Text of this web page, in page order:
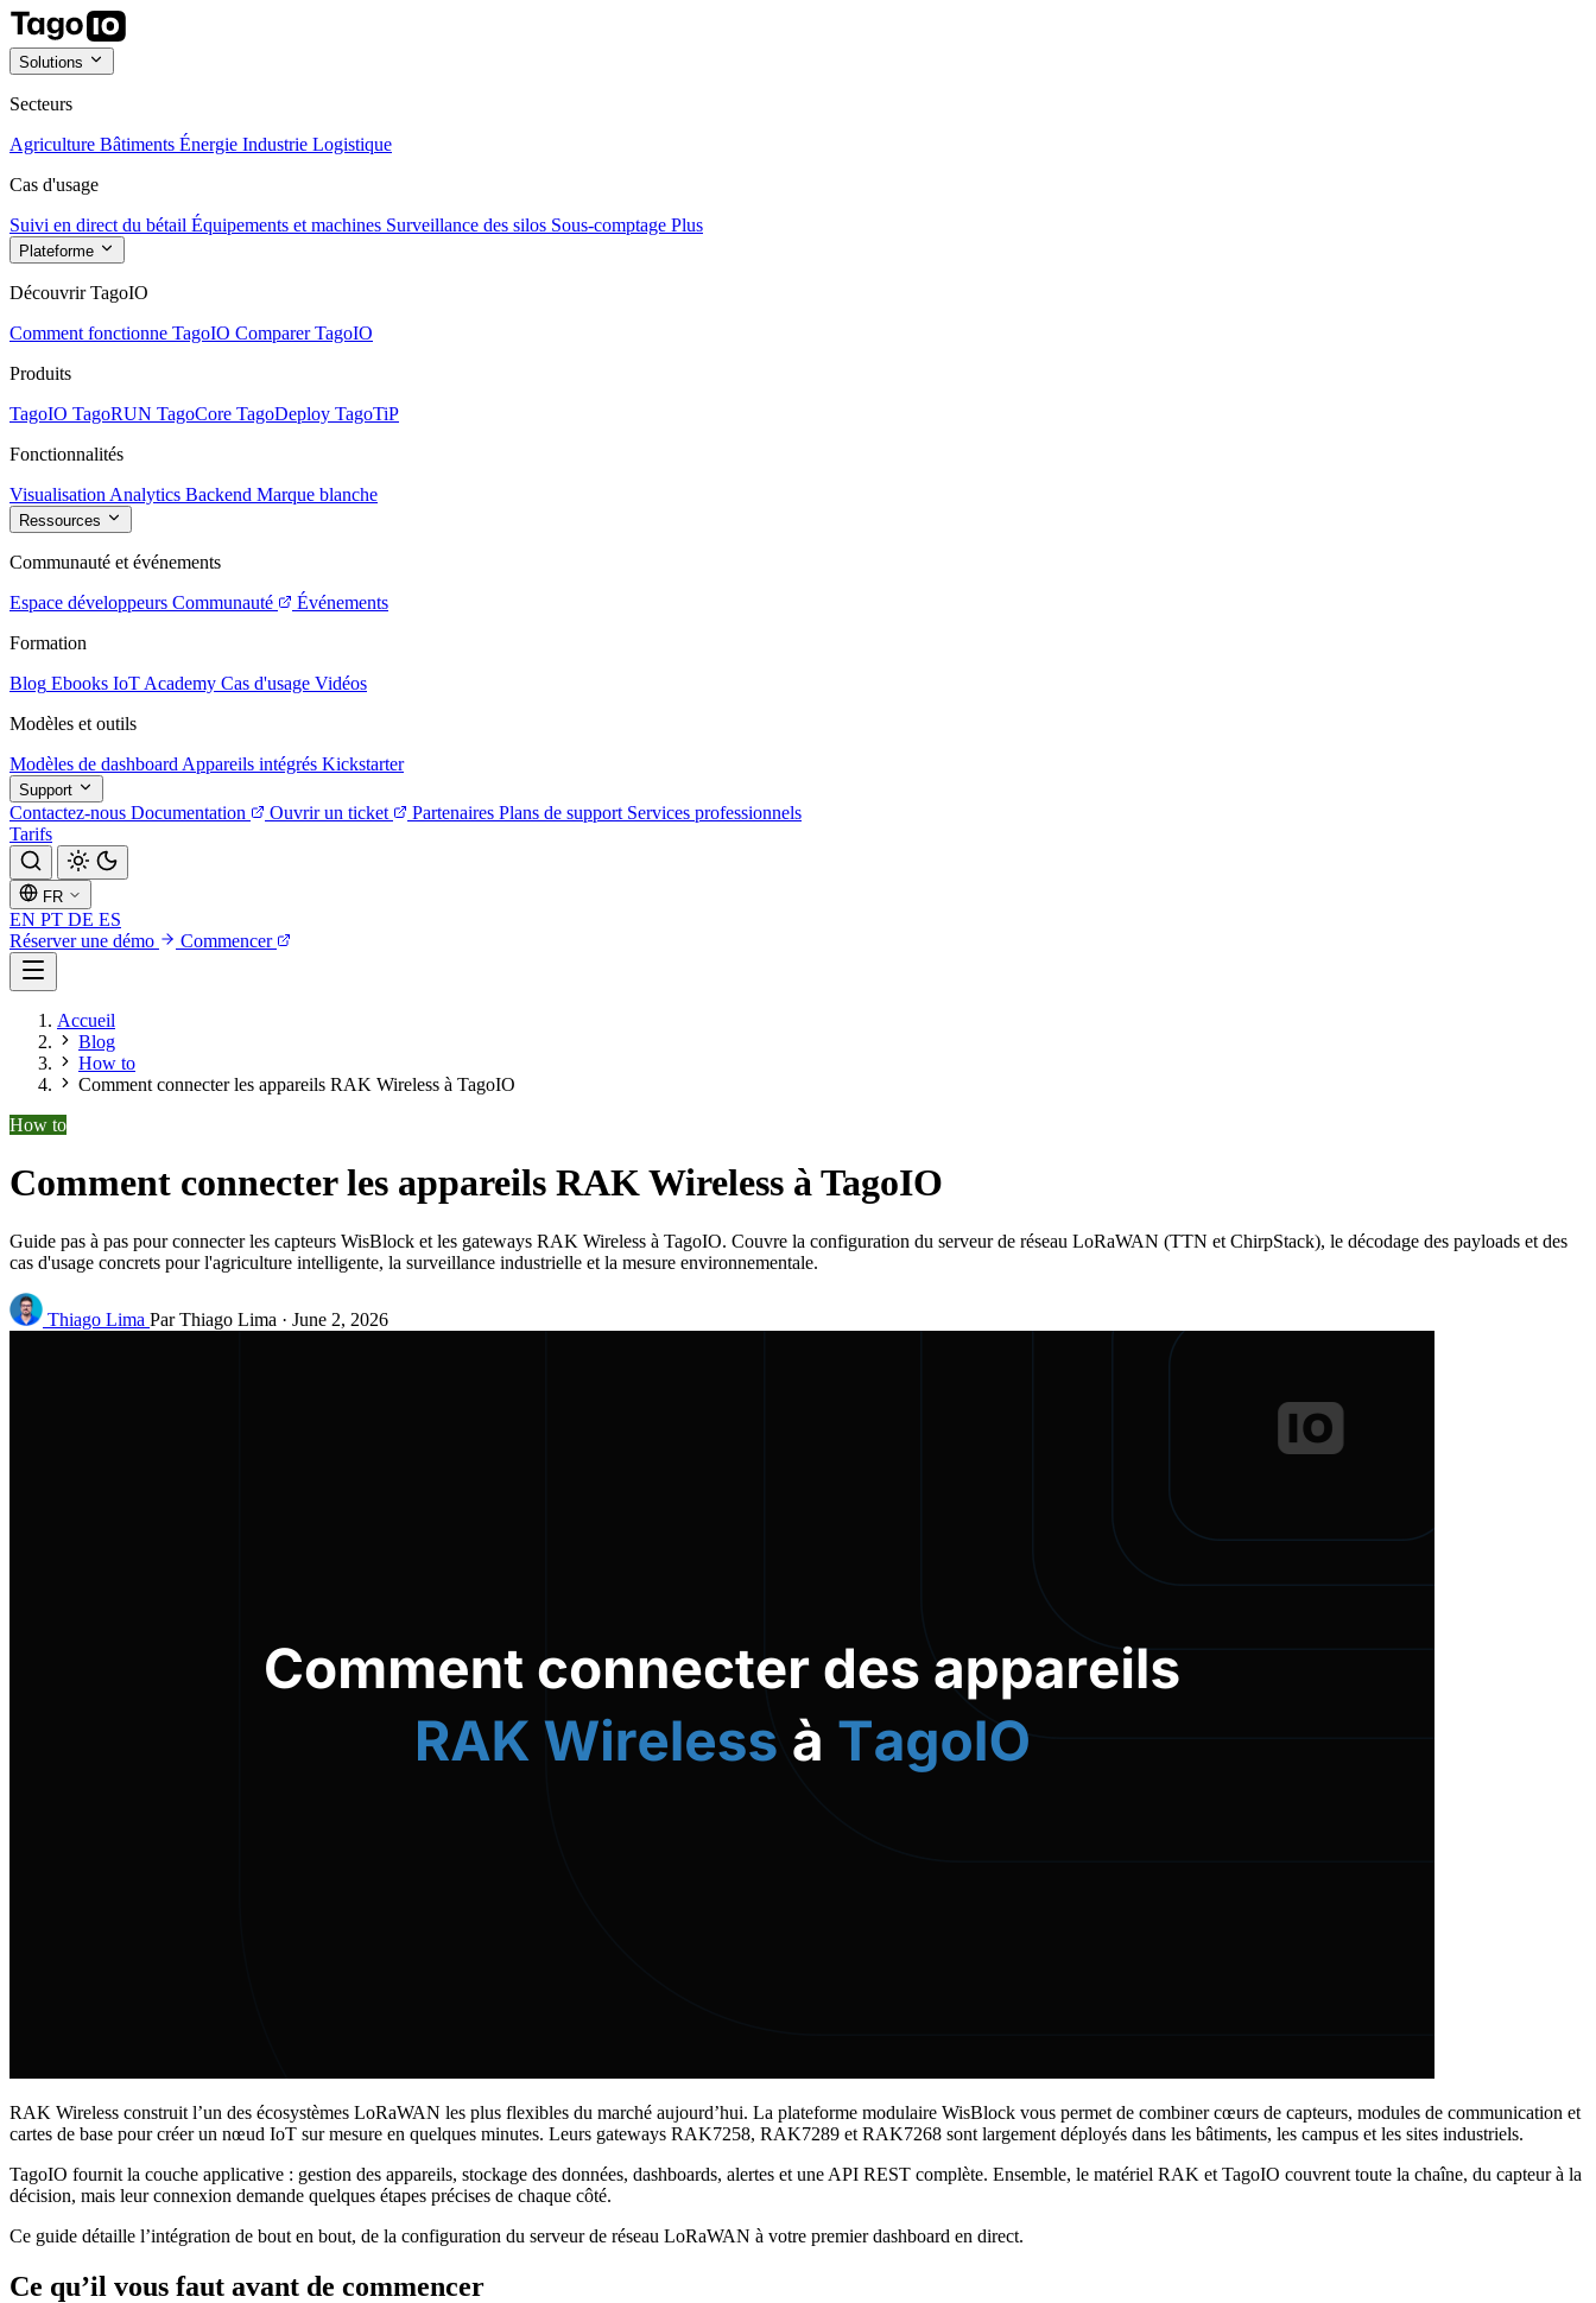
Solutions
Secteurs
Agriculture Bâtiments Énergie Industrie Logistique
Cas d'usage
Suivi en direct du bétail Équipements et machines Surveillance des silos Sous-comptage Plus
Plateforme
Découvrir TagoIO
Comment fonctionne TagoIO Comparer TagoIO
Produits
TagoIO TagoRUN TagoCore TagoDeploy TagoTiP
Fonctionnalités
Visualisation Analytics Backend Marque blanche
Ressources
Communauté et événements
Espace développeurs Communauté
Événements
Formation
Blog Ebooks IoT Academy Cas d'usage Vidéos
Modèles et outils
Modèles de dashboard Appareils intégrés Kickstarter
Support
Contactez-nous Documentation Ouvrir un ticket Partenaires Plans de support Services professionnels
Tarifs
FR
EN PT DE ES
Réserver une démo
Commencer
Accueil
Blog
How to
Comment connecter les appareils RAK Wireless à TagoIO
How to
Comment connecter les appareils RAK Wireless à TagoIO
Guide pas à pas pour connecter les capteurs WisBlock et les gateways RAK Wireless à TagoIO. Couvre la configuration du serveur de réseau LoRaWAN (TTN et ChirpStack), le décodage des payloads et des
cas d'usage concrets pour l'agriculture intelligente, la surveillance industrielle et la mesure environnementale.
Thiago Lima Par Thiago Lima · June 2, 2026
RAK Wireless construit l’un des écosystèmes LoRaWAN les plus flexibles du marché aujourd’hui. La plateforme modulaire WisBlock vous permet de combiner cœurs de capteurs, modules de communication et
cartes de base pour créer un nœud IoT sur mesure en quelques minutes. Leurs gateways RAK7258, RAK7289 et RAK7268 sont largement déployés dans les bâtiments, les campus et les sites industriels.
TagoIO fournit la couche applicative : gestion des appareils, stockage des données, dashboards, alertes et une API REST complète. Ensemble, le matériel RAK et TagoIO couvrent toute la chaîne, du capteur à la
décision, mais leur connexion demande quelques étapes précises de chaque côté.
Ce guide détaille l’intégration de bout en bout, de la configuration du serveur de réseau LoRaWAN à votre premier dashboard en direct.
Ce qu’il vous faut avant de commencer